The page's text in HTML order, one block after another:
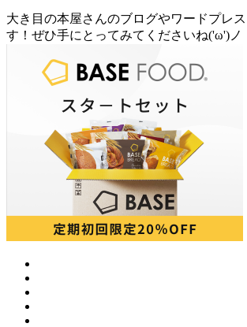
大き目の本屋さんのブログやワードプレ
す！ぜひ手にとってみてくださいね('ω')ノ